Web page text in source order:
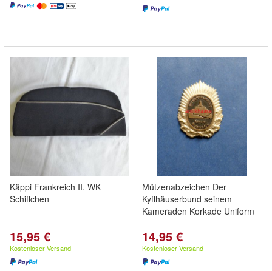
Käppi Frankreich II. WK
Schiffchen
15,95 €
Kostenloser Versand
Mützenabzeichen Der
Kyffhäuserbund seinem
Kameraden Korkade Uniform
14,95 €
Kostenloser Versand